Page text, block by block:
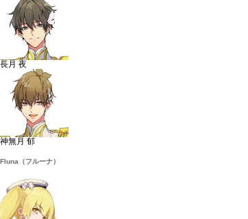
長月 夜
神無月 郁
Fluna（フルーナ）